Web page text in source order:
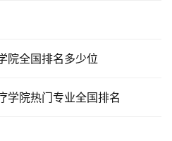
院全国排名多少位
学院热门专业全国排名